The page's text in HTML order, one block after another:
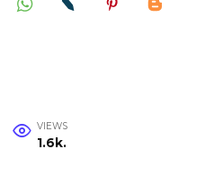
VIEWS
1.6k.